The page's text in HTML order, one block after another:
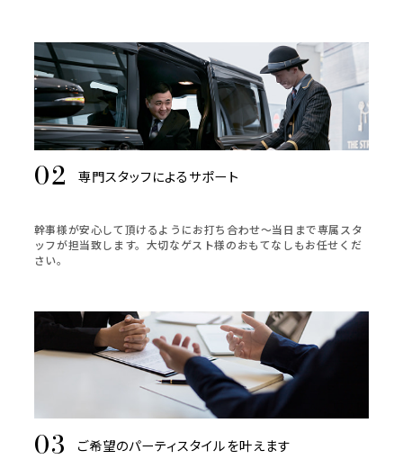
専門スタッフによるサポート
幹事様が安心して頂けるようにお打ち合わせ～当日まで専属スタ
ッフが担当致します。大切なゲスト様のおもてなしもお任せくだ
さい。
ご希望のパーティスタイルを叶えます